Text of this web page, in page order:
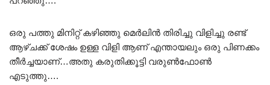
ഒരു പത്തു മിനിറ്റ് കഴിഞ്ഞു മെർലിൻ തിരിച്ചു വിളിച്ചു രണ്ട്
ആഴ്ചക്ക് ശേഷം ഉള്ള വിളി ആണ് എന്തായലും ഒരു പിണക്കം
തീർച്ചയാണ്…അതു കരുതിക്കൂട്ടി വരുൺഫോൺ
എടുത്തു….